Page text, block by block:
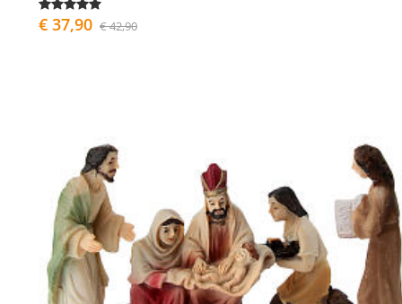
€ 37,90 € 42,90